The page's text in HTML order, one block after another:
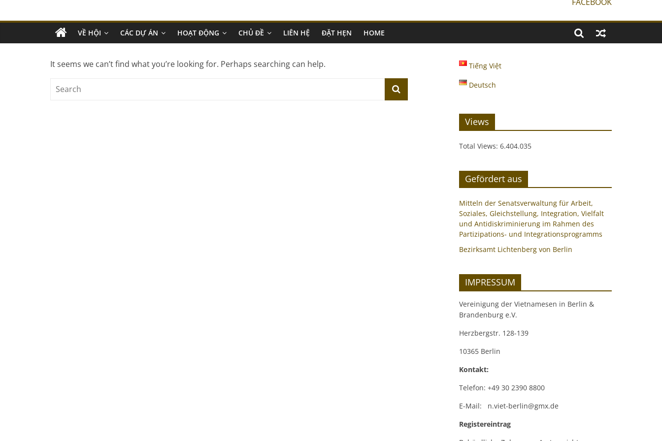
VỀ HỘI CÁC DỰ ÁN HOẠT ĐỘNG CHỦ ĐỀ LIÊN HỆ ĐẶT HẸN HOME
It seems we can’t find what you’re looking for. Perhaps searching can help. Tiếng Việt
Deutsch
Views
Total Views: 6.404.035
Gefördert aus
Mitteln der Senatsverwaltung für Arbeit,
Soziales, Gleichstellung, Integration, Vielfalt
und Antidiskriminierung im Rahmen des
Partizipations- und Integrationsprogramms
Bezirksamt Lichtenberg von Berlin
IMPRESSUM
Vereinigung der Vietnamesen in Berlin &
Brandenburg e.V.
Herzbergstr. 128-139
10365 Berlin
Kontakt:
Telefon: +49 30 2390 8800
E-Mail: n.viet-berlin@gmx.de
Registereintrag